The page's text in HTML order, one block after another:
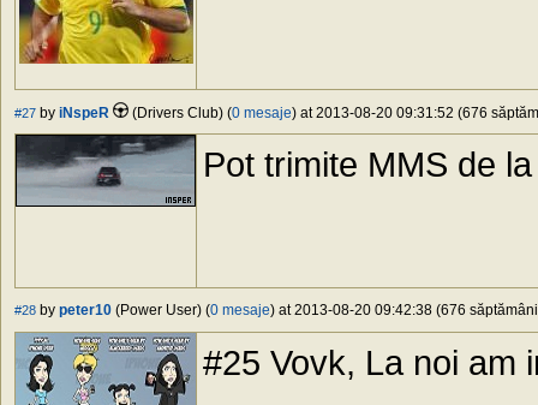
#27 by iNspeR (Drivers Club) (0 mesaje) at 2013-08-20 09:31:52 (676
Pot trimite MMS de
#28 by peter10 (Power User) (0 mesaje) at 2013-08-20 09:42:38 (676
#25 Vovk, La noi am